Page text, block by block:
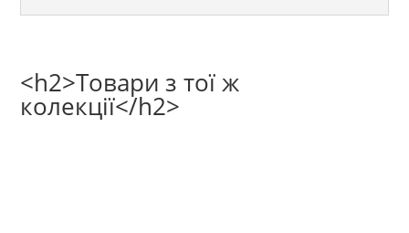
<h2>Товари з тої ж
колекції</h2>